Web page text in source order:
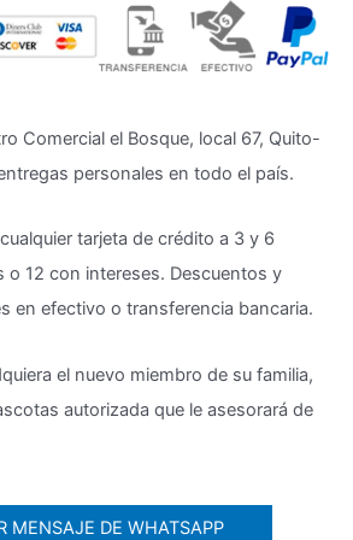
Comercial el Bosque, local 67, Quito-
personales en todo el país.
tarjeta de crédito a 3 y 6
o 12 con intereses. Descuentos y
en efectivo o transferencia bancaria.
el nuevo miembro de su familia,
autorizada que le asesorará de
MENSAJE DE WHATSAPP